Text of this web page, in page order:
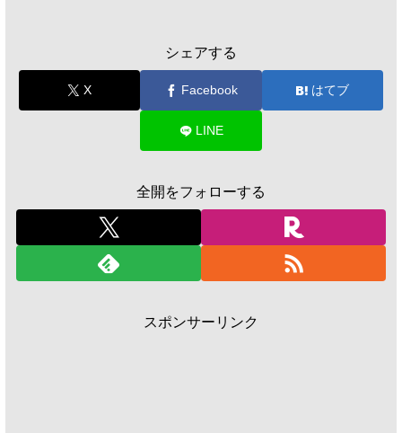
シェアする
X Facebook はてブ
LINE
全開をフォローする
スポンサーリンク